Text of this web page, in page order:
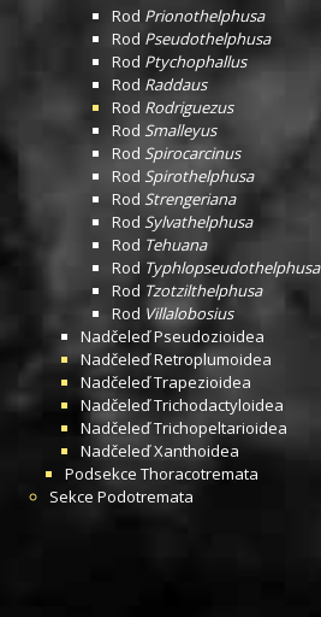
Rod Prionothelphusa
Rod Pseudothelphusa
Rod Ptychophallus
Rod Raddaus
Rod Rodriguezus
Rod Smalleyus
Rod Spirocarcinus
Rod Spirothelphusa
Rod Strengeriana
Rod Sylvathelphusa
Rod Tehuana
Rod Typhlopseudothelphusa
Rod Tzotzilthelphusa
Rod Villalobosius
NadčeleďPseudozioidea
NadčeleďRetroplumoidea
NadčeleďTrapezioidea
NadčeleďTrichodactyloidea
NadčeleďTrichopeltarioidea
NadčeleďXanthoidea
Podsekce Thoracotremata
Sekce Podotremata